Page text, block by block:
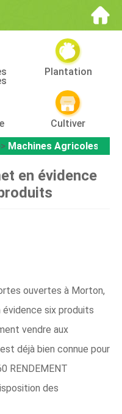
Plantation
Cultiver
Machines Agricoles
en évidence
ouvertes à Morton,
évidence six produits
vendre aux
déjà bien connue pour
RENDEMENT
des